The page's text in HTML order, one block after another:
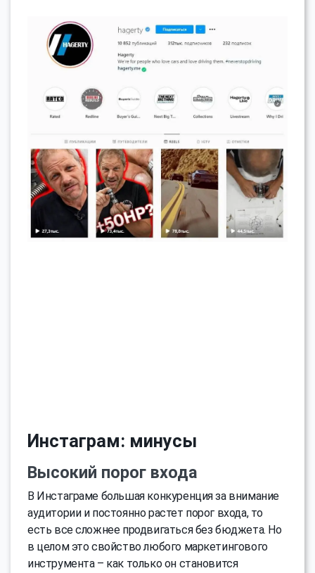
Инстаграм: минусы
Высокий порог входа
В Инстаграме большая конкуренция за внимание
аудитории и постоянно растет порог входа, то
есть все сложнее продвигаться без бюджета. Но
в целом это свойство любого маркетингового
инструмента – как только он становится